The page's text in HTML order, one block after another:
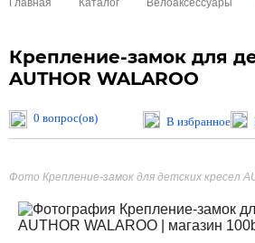
Главная Каталог Велоаксессуары
Крепление-замок для
AUTHOR WALAROO
0 вопрос(ов) В избранное
Фото Крепление-замок для детских кресел